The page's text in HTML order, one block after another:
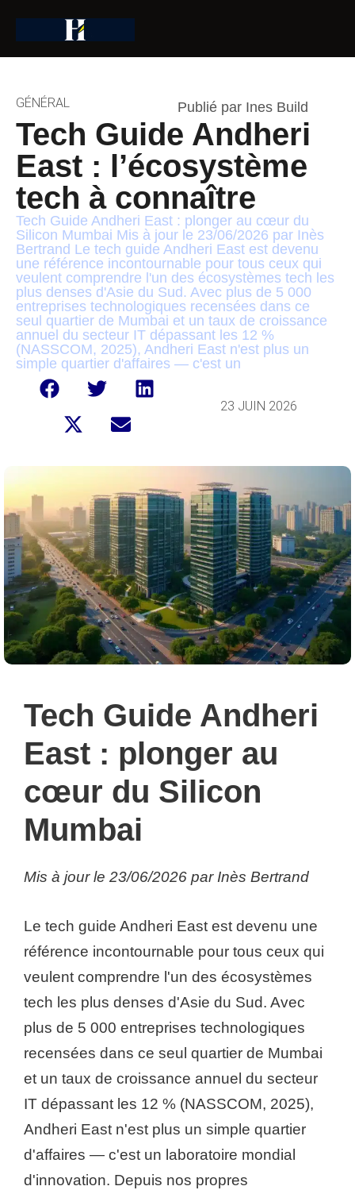
GÉNÉRAL Publié par Ines Build
Tech Guide Andheri
East : l’écosystème
tech à connaître
Tech Guide Andheri East : plonger au cœur du
Silicon Mumbai Mis à jour le 23/06/2026 par Inès
Bertrand Le tech guide Andheri East est devenu
une référence incontournable pour tous ceux qui
veulent comprendre l'un des écosystèmes tech les
plus denses d'Asie du Sud. Avec plus de 5 000
entreprises technologiques recensées dans ce
seul quartier de Mumbai et un taux de croissance
annuel du secteur IT dépassant les 12 %
(NASSCOM, 2025), Andheri East n'est plus un
simple quartier d'affaires — c'est un
23 JUIN 2026
Tech Guide Andheri
East : plonger au
cœur du Silicon
Mumbai
Mis à jour le 23/06/2026 par Inès Bertrand
Le tech guide Andheri East est devenu une
référence incontournable pour tous ceux qui
veulent comprendre l'un des écosystèmes
tech les plus denses d'Asie du Sud. Avec
plus de 5 000 entreprises technologiques
recensées dans ce seul quartier de Mumbai
et un taux de croissance annuel du secteur
IT dépassant les 12 % (NASSCOM, 2025),
Andheri East n'est plus un simple quartier
d'affaires — c'est un laboratoire mondial
d'innovation. Depuis nos propres